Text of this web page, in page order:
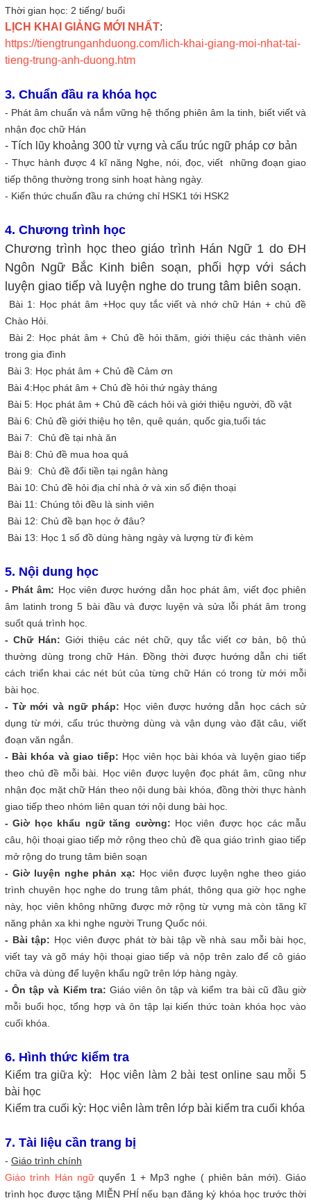
Thời gian học: 2 tiếng/ buổi
LỊCH KHAI GIẢNG MỚI NHẤT:
https://tiengtrunganhduong.com/lich-khai-giang-moi-nhat-tai-
tieng-trung-anh-duong.htm
3. Chuẩn đầu ra khóa học
- Phát âm chuẩn và nắm vững hệ thống phiên âm la tinh, biết viết và
nhận đọc chữ Hán
- Tích lũy khoảng 300 từ vựng và cấu trúc ngữ pháp cơ bản
- Thực hành được 4 kĩ năng Nghe, nói, đọc, viết những đoạn giao
tiếp thông thường trong sinh hoạt hàng ngày.
- Kiến thức chuẩn đầu ra chứng chỉ HSK1 tới HSK2
4. Chương trình học
Chương trình học theo giáo trình Hán Ngữ 1 do ĐH
Ngôn Ngữ Bắc Kinh biên soạn, phối hợp với sách
luyện giao tiếp và luyện nghe do trung tâm biên soạn.
Bài 1: Học phát âm +Học quy tắc viết và nhớ chữ Hán + chủ đề
Chào Hỏi.
Bài 2: Học phát âm + Chủ đề hỏi thăm, giới thiệu các thành viên
trong gia đình
Bài 3: Học phát âm + Chủ đề Cảm ơn
Bài 4:Học phát âm + Chủ đề hỏi thứ ngày tháng
Bài 5: Học phát âm + Chủ đề cách hỏi và giới thiệu người, đồ vật
Bài 6: Chủ đề giới thiệu họ tên, quê quán, quốc gia,tuổi tác
Bài 7: Chủ đề tại nhà ăn
Bài 8: Chủ đề mua hoa quả
Bài 9: Chủ đề đổi tiền tại ngân hàng
Bài 10: Chủ đề hỏi địa chỉ nhà ở và xin số điện thoại
Bài 11: Chúng tôi đều là sinh viên
Bài 12: Chủ đề bạn học ở đâu?
Bài 13: Học 1 số đồ dùng hàng ngày và lượng từ đi kèm
5. Nội dung học
- Phát âm: Học viên được hướng dẫn học phát âm, viết đọc phiên
âm latinh trong 5 bài đầu và được luyện và sửa lỗi phát âm trong
suốt quá trình học.
- Chữ Hán: Giới thiệu các nét chữ, quy tắc viết cơ bản, bộ thủ
thường dùng trong chữ Hán. Đồng thời được hướng dẫn chi tiết
cách triển khai các nét bút của từng chữ Hán có trong từ mới mỗi
bài học.
- Từ mới và ngữ pháp: Học viên được hướng dẫn học cách sử
dụng từ mới, cấu trúc thường dùng và vận dụng vào đặt câu, viết
đoạn văn ngắn.
- Bài khóa và giao tiếp: Học viên học bài khóa và luyện giao tiếp
theo chủ đề mỗi bài. Học viên được luyện đọc phát âm, cũng như
nhận đọc mặt chữ Hán theo nội dung bài khóa, đồng thời thực hành
giao tiếp theo nhóm liên quan tới nội dung bài học.
- Giờ học khẩu ngữ tăng cường: Học viên được học các mẫu
câu, hội thoại giao tiếp mở rộng theo chủ đề qua giáo trình giao tiếp
mở rộng do trung tâm biên soạn
- Giờ luyện nghe phản xạ: Học viên được luyện nghe theo giáo
trình chuyên học nghe do trung tâm phát, thông qua giờ học nghe
này, học viên không những được mở rộng từ vựng mà còn tăng kĩ
năng phản xa khi nghe người Trung Quốc nói.
- Bài tập: Học viên được phát tờ bài tập về nhà sau mỗi bài học,
viết tay và gõ máy hội thoại giao tiếp và nộp trên zalo để cô giáo
chữa và dùng để luyện khẩu ngữ trên lớp hàng ngày.
- Ôn tập và Kiểm tra: Giáo viên ôn tập và kiểm tra bài cũ đầu giờ
mỗi buổi học, tổng hợp và ôn tập lại kiến thức toàn khóa học vào
cuối khóa.
6. Hình thức kiểm tra
Kiểm tra giữa kỳ: Học viên làm 2 bài test online sau mỗi 5
bài học
Kiểm tra cuối kỳ: Học viên làm trên lớp bài kiểm tra cuối khóa
7. Tài liệu cần trang bị
- Giáo trình chính
Giáo trình Hán ngữquyển 1 + Mp3 nghe ( phiên bản mới). Giáo
trình học được tặng MIỄN PHÍ nếu bạn đăng ký khóa học trước thời